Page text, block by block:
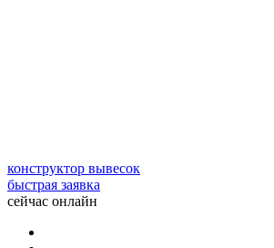
конструктор вывесок
быстрая заявка
сейчас онлайн